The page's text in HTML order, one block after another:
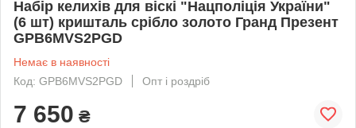
Набір келихів для віскі "Нацполіція України"
(6 шт) кришталь срібло золото Гранд Презент
GPB6MVS2PGD
Немає в наявності
Код: GPB6MVS2PGD
Опт і роздріб
7 650 ₴